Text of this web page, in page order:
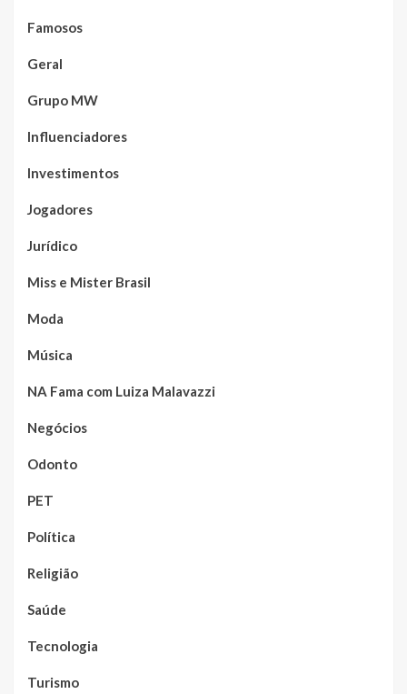
Famosos
Geral
Grupo MW
Influenciadores
Investimentos
Jogadores
Jurídico
Miss e Mister Brasil
Moda
Música
NA Fama com Luiza Malavazzi
Negócios
Odonto
PET
Política
Religião
Saúde
Tecnologia
Turismo